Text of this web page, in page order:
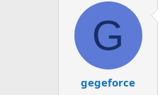
G
gegeforce